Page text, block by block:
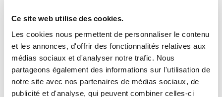
Ce site web utilise des cookies.
Les cookies nous permettent de personnaliser le contenu
et les annonces, d'offrir des fonctionnalités relatives aux
médias sociaux et d'analyser notre trafic. Nous
partageons également des informations sur l'utilisation de
notre site avec nos partenaires de médias sociaux, de
publicité et d'analyse, qui peuvent combiner celles-ci
Tarif préférentiel